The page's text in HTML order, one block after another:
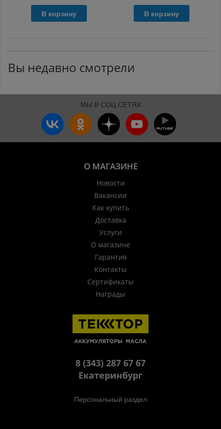
В корзину В корзину
Вы недавно смотрели
МЫ В СОЦ СЕТЯХ
О МАГАЗИНЕ
Новости
Вакансии
Как купить
Доставка
Услуги
О магазине
Гарантия
Контакты
Сертификаты
Награды
8 (343) 287 67 67
Екатеринбург
Персональный раздел